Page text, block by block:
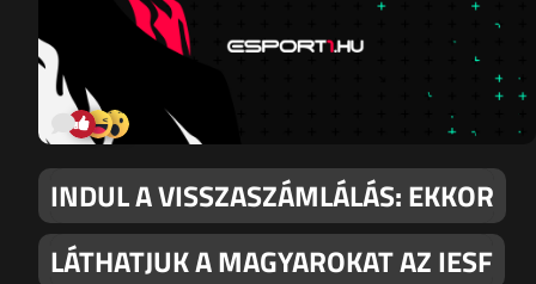
INDUL A VISSZASZÁMLÁLÁS: EKKOR
LÁTHATJUK A MAGYAROKAT AZ IESF